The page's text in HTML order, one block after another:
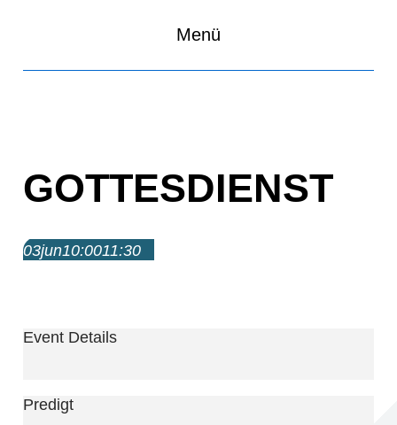
Menü
GOTTESDIENST
03jun10:0011:30
Event Details
Predigt